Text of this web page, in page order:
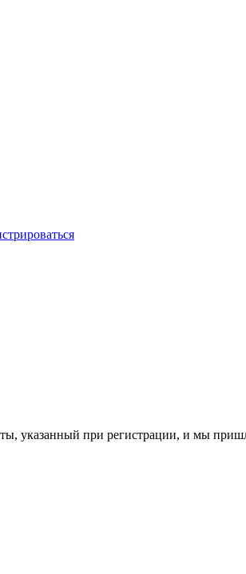
указанный при регистрации, и мы